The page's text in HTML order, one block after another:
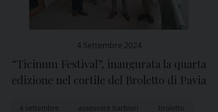
4 Settembre 2024
“Ticinum Festival”, inaugurata la quarta
edizione nel cortile del Broletto di Pavia
4 settembre assessore barbieri broletto